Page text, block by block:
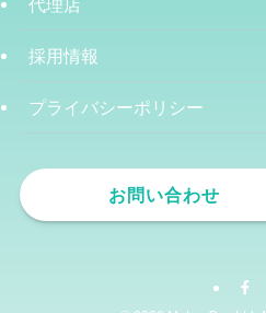
採用情報
プライバシーポリシー
お問い合わせ